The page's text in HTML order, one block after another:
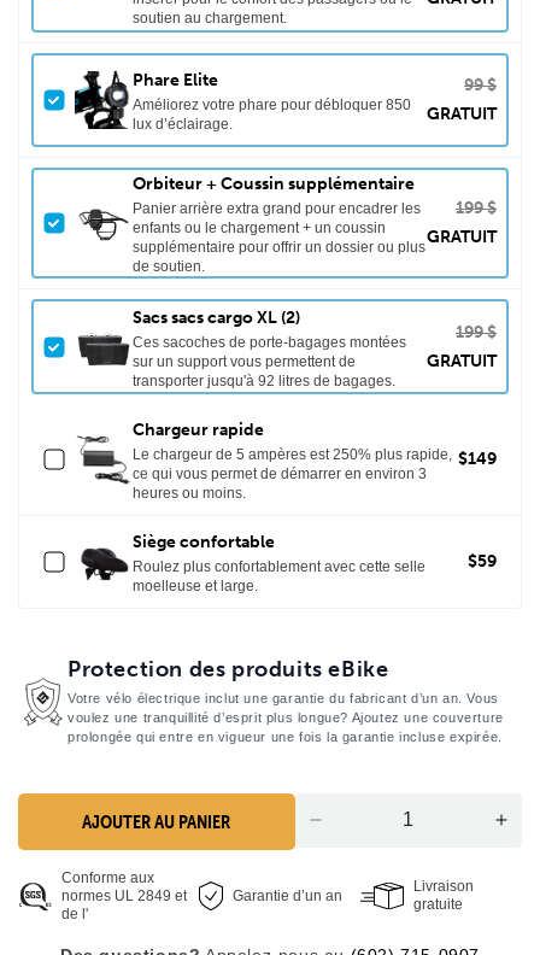
soutien au chargement.
Phare Elite
Améliorez votre phare pour débloquer 850
lux d’éclairage.
99 $
GRATUIT
Orbiteur + Coussin supplémentaire
Panier arrière extra grand pour encadrer les
enfants ou le chargement + un coussin
supplémentaire pour offrir un dossier ou plus
de soutien.
199 $
GRATUIT
Sacs sacs cargo XL (2)
Ces sacoches de porte-bagages montées
sur un support vous permettent de
transporter jusqu'à 92 litres de bagages.
199 $
GRATUIT
Chargeur rapide
Le chargeur de 5 ampères est 250% plus rapide,
ce qui vous permet de démarrer en environ 3
heures ou moins.
$149
Siège confortable
Roulez plus confortablement avec cette selle
moelleuse et large.
$59
Protection des produits eBike
Votre vélo électrique inclut une garantie du fabricant d’un an. Vous
voulez une tranquillité d’esprit plus longue? Ajoutez une couverture
prolongée qui entre en vigueur une fois la garantie incluse expirée.
le
AJOUTER AU PANIER
Conforme aux
normes UL 2849 et
de l'
Garantie d’un an
Livraison
gratuite